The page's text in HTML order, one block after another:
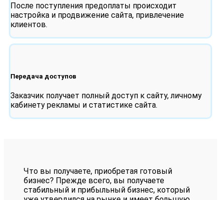
После поступления предоплаты происходит
настройка и продвижение сайта, привлечение
клиентов.
Передача доступов
Заказчик получает полный доступ к сайту, личному
кабинету рекламы и статистике сайта.
Что вы получаете, приобретая готовый
бизнес? Прежде всего, вы получаете
стабильный и прибыльный бизнес, который